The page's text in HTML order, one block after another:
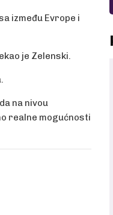
između Evrope i
je Zelenski.
na nivou
realne mogućnosti